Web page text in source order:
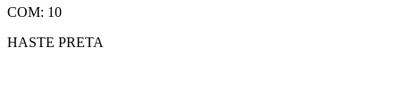
COM: 10
HASTE PRETA